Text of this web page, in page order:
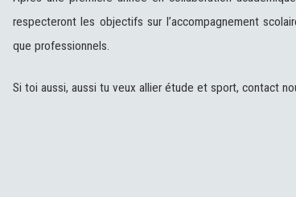
respecteront les objectifs sur l’accompagnement
que professionnels.
Si toi aussi, aussi tu veux allier étude et sport, contact